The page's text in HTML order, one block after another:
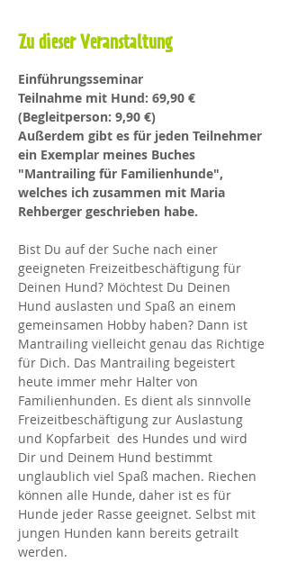
Zu dieser Veranstaltung
Einführungsseminar
Teilnahme mit Hund: 69,90 €
(Begleitperson: 9,90 €)
Außerdem gibt es für jeden Teilnehmer
ein Exemplar meines Buches
"Mantrailing für Familienhunde",
welches ich zusammen mit Maria
Rehberger geschrieben habe.
Bist Du auf der Suche nach einer
geeigneten Freizeitbeschäftigung für
Deinen Hund? Möchtest Du Deinen
Hund auslasten und Spaß an einem
gemeinsamen Hobby haben? Dann ist
Mantrailing vielleicht genau das Richtige
für Dich. Das Mantrailing begeistert
heute immer mehr Halter von
Familienhunden. Es dient als sinnvolle
Freizeitbeschäftigung zur Auslastung
und Kopfarbeit  des Hundes und wird
Dir und Deinem Hund bestimmt
unglaublich viel Spaß machen. Riechen
können alle Hunde, daher ist es für
Hunde jeder Rasse geeignet. Selbst mit
jungen Hunden kann bereits getrailt
werden.